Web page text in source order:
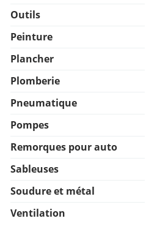
Outils
Peinture
Plancher
Plomberie
Pneumatique
Pompes
Remorques pour auto
Sableuses
Soudure et métal
Ventilation